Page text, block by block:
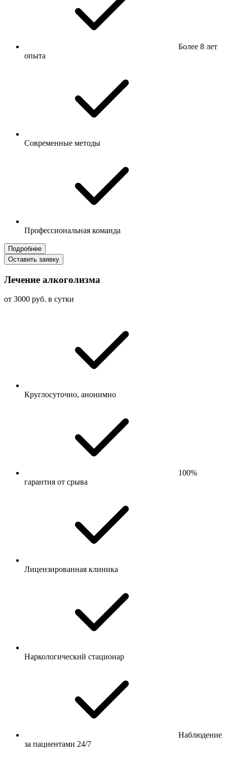
Более 8 лет
опыта
Современные методы
Профессиональная команда
Подробнее
Оставить заявку
Лечение алкоголизма
от 3000 руб. в сутки
Круглосуточно, анонимно
100%
гарантия от срыва
Лицензированная клиника
Наркологический стационар
Наблюдение
за пациентами 24/7